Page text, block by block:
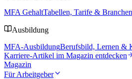
MFA GehaltTabellen, Tarife & Branchen
Ausbildung
MFA-AusbildungBerufsbild, Lernen &
Karriere-Artikel im Magazin entdecken
Magazin
Für Arbeitgeber